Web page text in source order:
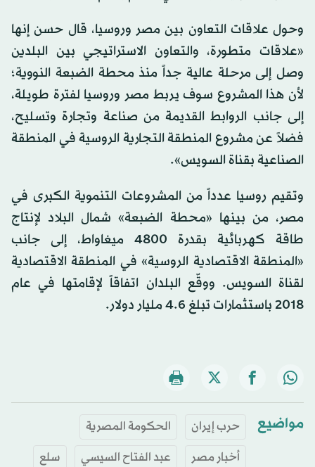
وحول علاقات التعاون بين مصر وروسيا، قال حسن إنها
«علاقات متطورة، والتعاون الاستراتيجي بين البلدين
وصل إلى مرحلة عالية جداً منذ محطة الضبعة النووية؛
لأن هذا المشروع سوف يربط مصر وروسيا لفترة طويلة،
إلى جانب الروابط القديمة من صناعة وتجارة وتسليح،
فضلاً عن مشروع المنطقة التجارية الروسية في المنطقة
الصناعية بقناة السويس».
وتقيم روسيا عدداً من المشروعات التنموية الكبرى في
مصر، من بينها «محطة الضبعة» شمال البلاد لإنتاج
طاقة كهربائية بقدرة 4800 ميغاواط، إلى جانب
«المنطقة الاقتصادية الروسية» في المنطقة الاقتصادية
لقناة السويس. ووقّع البلدان اتفاقاً لإقامتها في عام
2018 باستثمارات تبلغ 4.6 مليار دولار.
مواضيع حرب إيران
الحكومة المصرية
أخبار مصر
عبد الفتاح السيسي
سلع